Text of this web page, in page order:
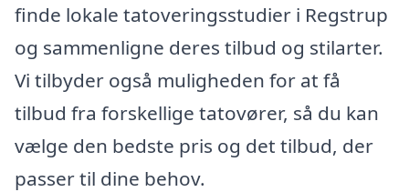
finde lokale tatoveringsstudier i Regstrup
og sammenligne deres tilbud og stilarter.
Vi tilbyder også muligheden for at få
tilbud fra forskellige tatovører, så du kan
vælge den bedste pris og det tilbud, der
passer til dine behov.